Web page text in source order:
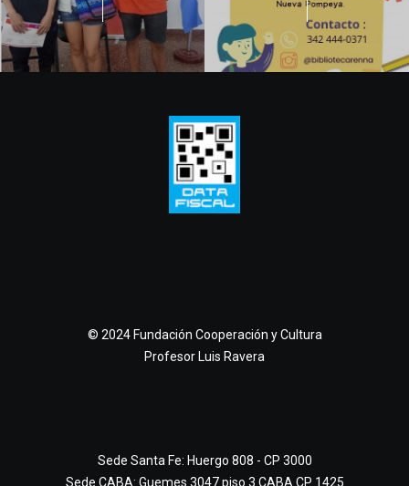
© 2024 Fundación Cooperación y Cultura
Profesor Luis Ravera
Sede Santa Fe: Huergo 808 - CP 3000
Sede CABA: Guemes 3047 piso 3 CABA CP 1425